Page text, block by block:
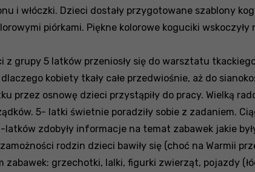
i włóczki. Dzieci dostały przygotowane szablony
piórkami. Piękne kolorowe koguciki
z grupy 5 latków przeniosły się do warsztatu
kobiety tkały całe przedwiośnie, aż do
przez osnowę dzieci przystąpiły do pracy. Wielką
5- latki świetnie poradziły sobie z zadaniem.
latków zdobyły informacje na temat zabawek jakie
rodzin dzieci bawiły się (choć na Warmii
zabawek: grzechotki, lalki, figurki zwierząt, pojazdy